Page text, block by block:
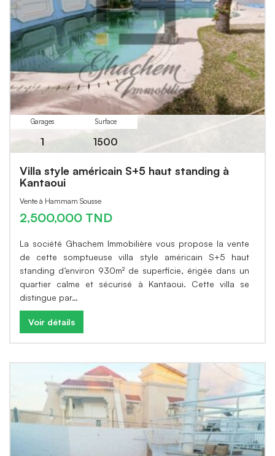
Garages
1
Surface
1500
Villa style américain S+5 haut standing à
Kantaoui
Vente à Hammam Sousse
2,500,000 TND
La société Ghachem Immobilière vous propose la vente
de cette somptueuse villa style américain S+5 haut
standing d’environ 930m² de superficie, érigée dans un
quartier calme et sécurisé à Kantaoui. Cette villa se
distingue par…
Voir détails